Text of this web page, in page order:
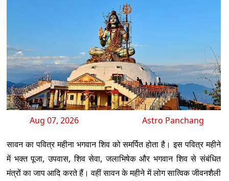
Aug 07, 2026 Astro Panchang
सावन का पवित्र महीना भगवान शिव को समर्पित होता है। इस पवित्र महीने
में भक्त पूजा, उपवास, शिव सेवा, जलाभिषेक और भगवान शिव से संबंधित
मंत्रों का जाप आदि करते हैं। वहीं सावन के महीने में लोग सात्विक जीवनशैली